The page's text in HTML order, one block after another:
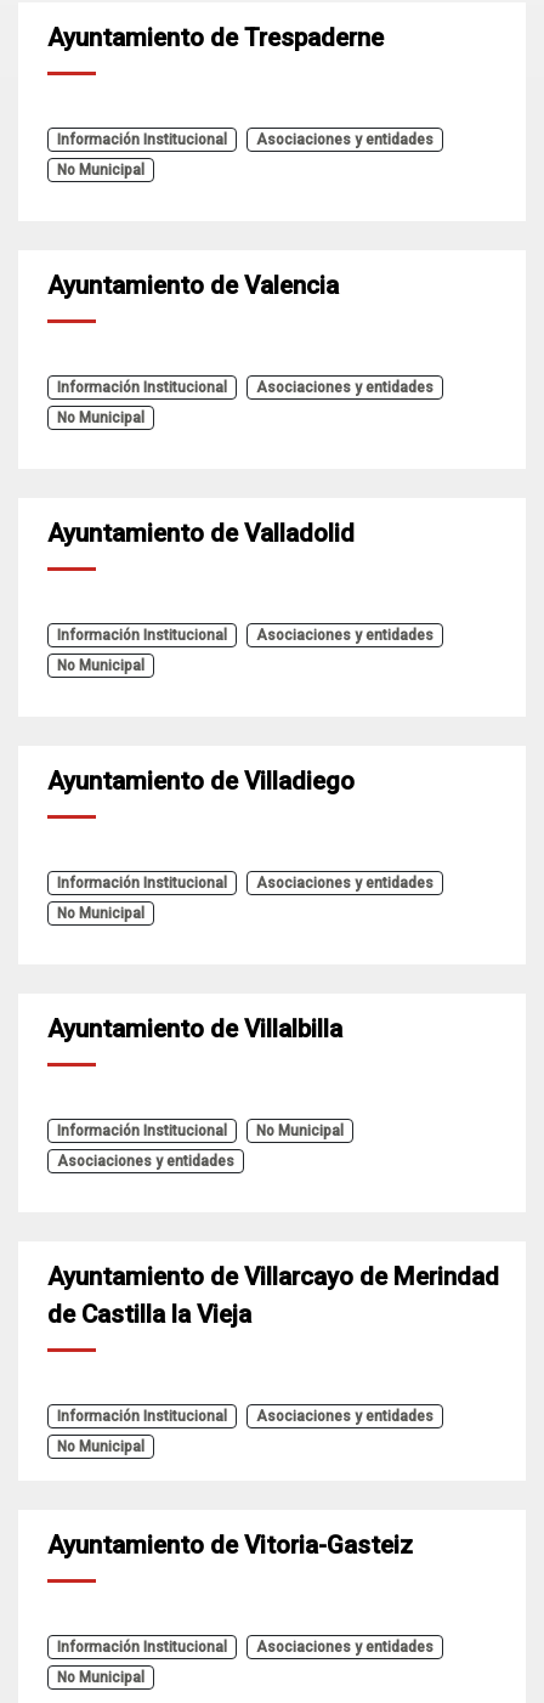
Ayuntamiento de Trespaderne
Información Institucional
Asociaciones y entidades
No Municipal
Ayuntamiento de Valencia
Información Institucional
Asociaciones y entidades
No Municipal
Ayuntamiento de Valladolid
Información Institucional
Asociaciones y entidades
No Municipal
Ayuntamiento de Villadiego
Información Institucional
Asociaciones y entidades
No Municipal
Ayuntamiento de Villalbilla
Información Institucional
No Municipal
Asociaciones y entidades
Ayuntamiento de Villarcayo de Merindad
de Castilla la Vieja
Información Institucional
Asociaciones y entidades
No Municipal
Ayuntamiento de Vitoria-Gasteiz
Información Institucional
Asociaciones y entidades
No Municipal